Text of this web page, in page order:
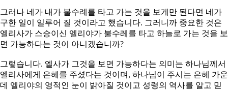
그러나 네가 내가 불수례를 타고 가는 것을 보게만 된다면 네가
구한 일이 일루어 질 것이라고 했습니다. 그러니까 중요한 것은
엘리사가 스승이신 엘리야가 불수레를 타고 하늘로 가는 것을 보
면 가능하다는 것이 아니겠습니까?
그렇습니다. 엘사가 그것을 보면 가능하다는 의미는 하나님께서
엘리사에게 은혜를 주셨다는 것이며, 하나님이 주시는 은혜 가운
데 엘리야의 영적인 눈이 밝아질 것이고 성령의 역사를 알고 믿